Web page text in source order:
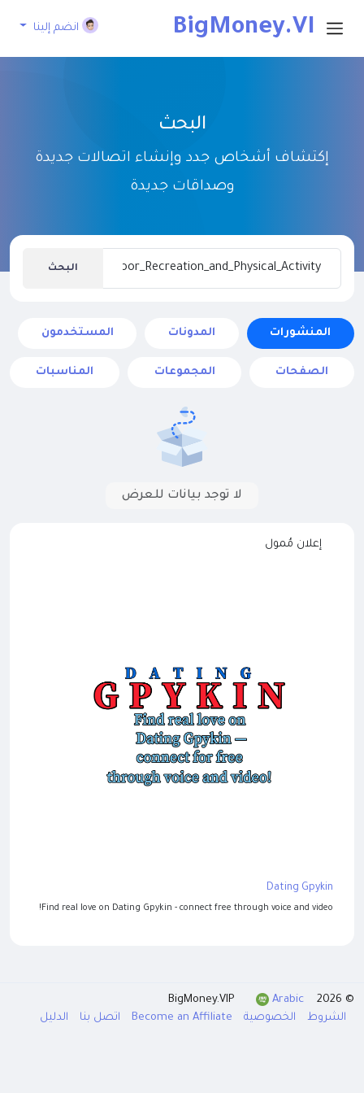
BigMoney.VI انضم إلينا
البحث
إكتشاف أشخاص جدد وإنشاء اتصالات جديدة
وصداقات جديدة
البحث
المنشورات المدونات المستخدمون
الصفحات المجموعات المناسبات
لا توجد بيانات للعرض
إعلان مُمول
Dating Gpykin
Find real love on Dating Gpykin - connect free through voice and video!
© 2026 BigMoney.VIP
Arabic
الشروط
الخصوصية Become an Affiliate اتصل بنا الدليل